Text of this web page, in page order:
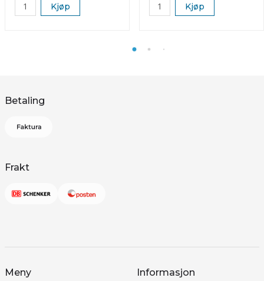
Kjøp Kjøp
Betaling
Frakt
Meny Informasjon